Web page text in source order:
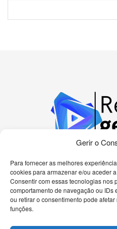
Gerir o
Para fornecer as melhores
cookies para armazenar e/ou aceder
Consentir com essas tecnologias nos
comportamento de navegação ou IDs
ou retirar o consentimento pode
funções.
Bem-vindo à nossa
apaixonados por
as últimas novidades
e uma gama diversificada